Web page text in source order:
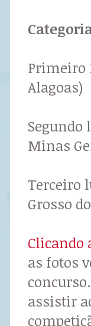
Primeiro
Alagoas)
Segundo
Minas
Terceiro
Grosso
Clicando
as fotos
assistir